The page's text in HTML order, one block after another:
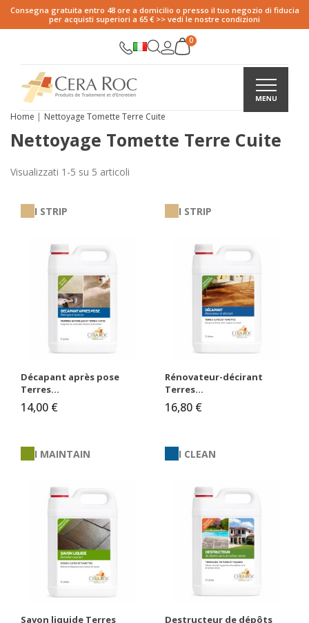
Consegna gratuita entro 48 ore a domicilio o presso il tuo negozio di fiducia
per acquisti superiori a 65 € >> vedi le nostre condizioni
Home Nettoyage Tomette Terre Cuite
Nettoyage Tomette Terre Cuite
Visualizzati 1-5 su 5 articoli
I STRIP
Décapant après pose
Terres...
14,00 €
I STRIP
Rénovateur-décirant
Terres...
16,80 €
I MAINTAIN
Savon liquide Terres
I CLEAN
Destructeur de dépôts